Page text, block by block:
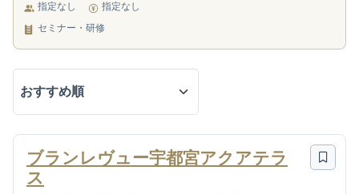
指定なし
指定なし
セミナー・研修
ブランレヴュー宇都宮アクアテラ
ス